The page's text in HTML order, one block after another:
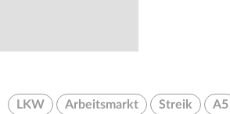
LKW Arbeitsmarkt Streik A5